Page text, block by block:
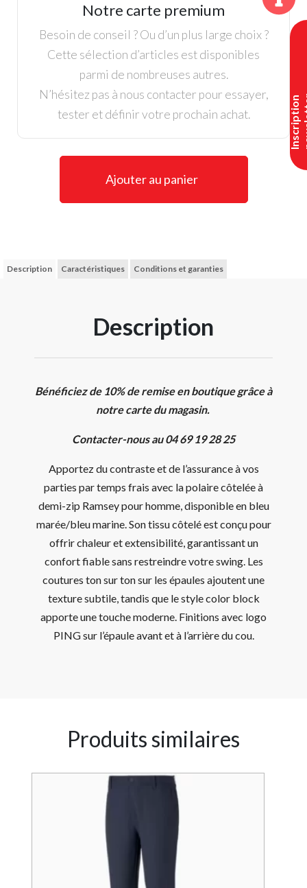
I
n
s
c
r
i
p
t
i
o
n
n
e
w
s
l
e
t
t
e
Homme,
Tidal
Bleu
Marine
Notre carte premium
Besoin de conseil ? Ou d’un plus large choix ?
Cette sélection d’articles est disponibles
parmi de nombreuses autres.
N’hésitez pas à nous contacter pour essayer,
tester et définir votre prochain achat.
Ajouter au panier
Description Caractéristiques Conditions et garanties
Description
Bénéficiez de 10% de remise en boutique grâce à
notre carte du magasin.
Contacter-nous au 04 69 19 28 25
Apportez du contraste et de l’assurance à vos
parties par temps frais avec la polaire côtelée à
demi-zip Ramsey pour homme, disponible en bleu
marée/bleu marine. Son tissu côtelé est conçu pour
offrir chaleur et extensibilité, garantissant un
confort fiable sans restreindre votre swing. Les
coutures ton sur ton sur les épaules ajoutent une
texture subtile, tandis que le style color block
apporte une touche moderne. Finitions avec logo
PING sur l’épaule avant et à l’arrière du cou.
Produits similaires